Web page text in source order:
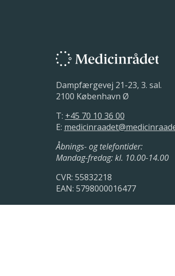
Dampfærgevej 21-23, 3. sal.
2100 København Ø
T: +45 70 10 36 00
E:
Åbnings- og telefontider:
Mandag-fredag: kl. 10.00-14.00
CVR: 55832218
EAN: 5798000016477
LinkedIn